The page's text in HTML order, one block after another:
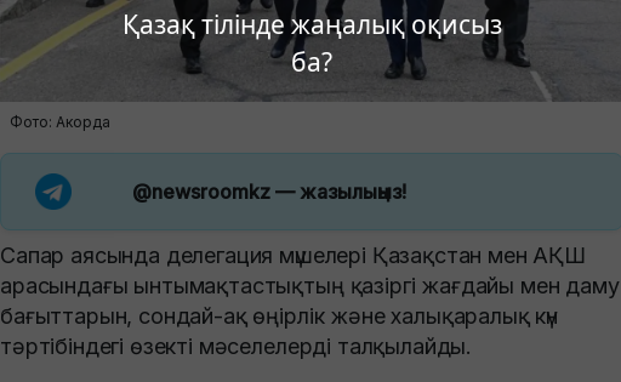
Қазақ тілінде жаңалық оқисыз
ба?
Фото: Акорда
@newsroomkz— жазылыңыз!
Сапар аясында делегация мүшелері Қазақстан мен АҚШ
арасындағы ынтымақтастықтың қазіргі жағдайы мен даму
бағыттарын, сондай-ақ өңірлік және халықаралық күн
тәртібіндегі өзекті мәселелерді талқылайды.